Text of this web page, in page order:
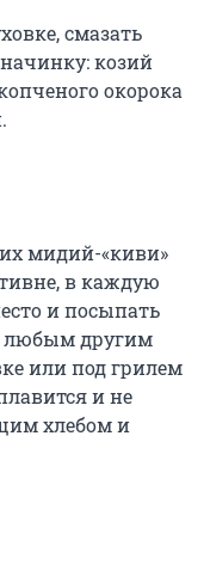
смазать
козий
окорока
мидий-«киви»
в каждую
и посыпать
любым другим
или под грилем
и не
хлебом и